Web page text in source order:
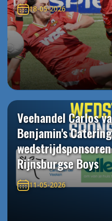
18-05-2026
Veehandel Carlos
Benjamin's
Rijnsburgse Boys
11-05-2026